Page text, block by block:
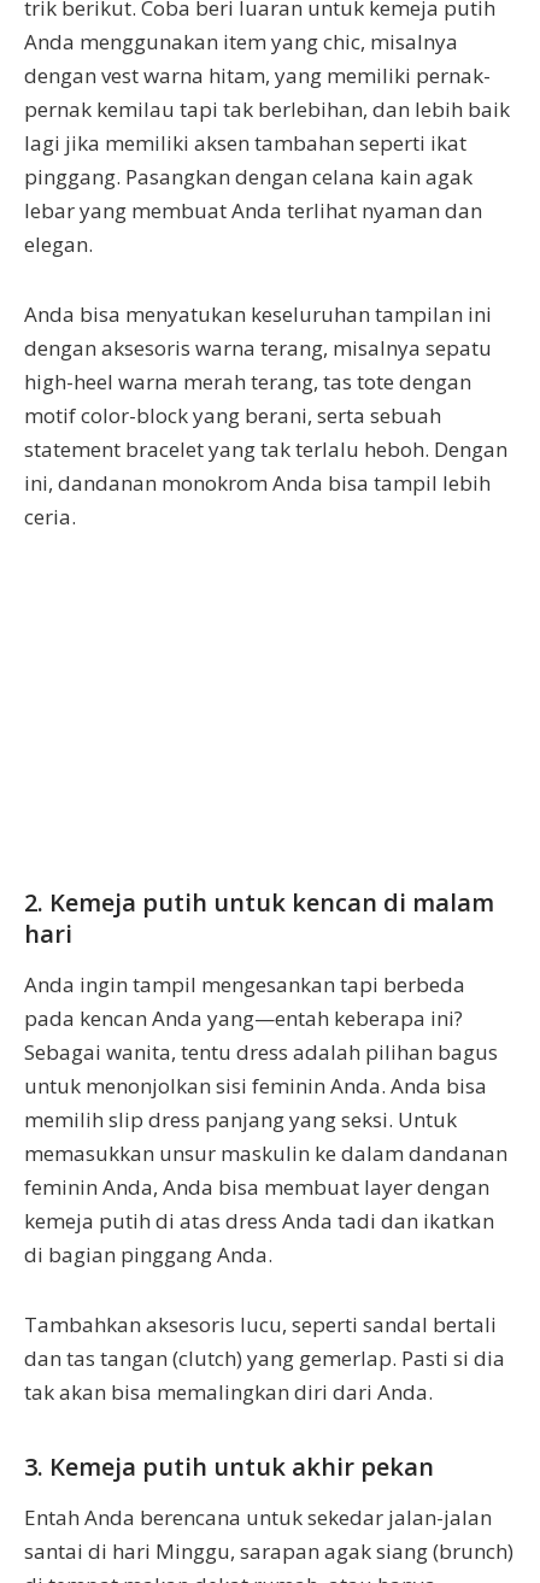
trik berikut. Coba beri luaran untuk kemeja putih
Anda menggunakan item yang chic, misalnya
dengan vest warna hitam, yang memiliki pernak-
pernak kemilau tapi tak berlebihan, dan lebih baik
lagi jika memiliki aksen tambahan seperti ikat
pinggang. Pasangkan dengan celana kain agak
lebar yang membuat Anda terlihat nyaman dan
elegan.
Anda bisa menyatukan keseluruhan tampilan ini
dengan aksesoris warna terang, misalnya sepatu
high-heel warna merah terang, tas tote dengan
motif color-block yang berani, serta sebuah
statement bracelet yang tak terlalu heboh. Dengan
ini, dandanan monokrom Anda bisa tampil lebih
ceria.
2. Kemeja putih untuk kencan di malam
hari
Anda ingin tampil mengesankan tapi berbeda
pada kencan Anda yang—entah keberapa ini?
Sebagai wanita, tentu dress adalah pilihan bagus
untuk menonjolkan sisi feminin Anda. Anda bisa
memilih slip dress panjang yang seksi. Untuk
memasukkan unsur maskulin ke dalam dandanan
feminin Anda, Anda bisa membuat layer dengan
kemeja putih di atas dress Anda tadi dan ikatkan
di bagian pinggang Anda.
Tambahkan aksesoris lucu, seperti sandal bertali
dan tas tangan (clutch) yang gemerlap. Pasti si dia
tak akan bisa memalingkan diri dari Anda.
3. Kemeja putih untuk akhir pekan
Entah Anda berencana untuk sekedar jalan-jalan
santai di hari Minggu, sarapan agak siang (brunch)